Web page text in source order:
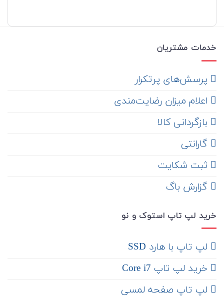
خدمات مشتریان
‌ پرسش‌های پرتکرار
اعلام میزان رضایت‌مندی
‌ بازگردانی کالا
گارانتی
ثبت شکایت
‌ گزارش باگ
خرید لپ تاپ استوک و نو
لپ تاپ با هارد SSD
خرید لپ تاپ Core i7
لپ تاپ صفحه لمسی